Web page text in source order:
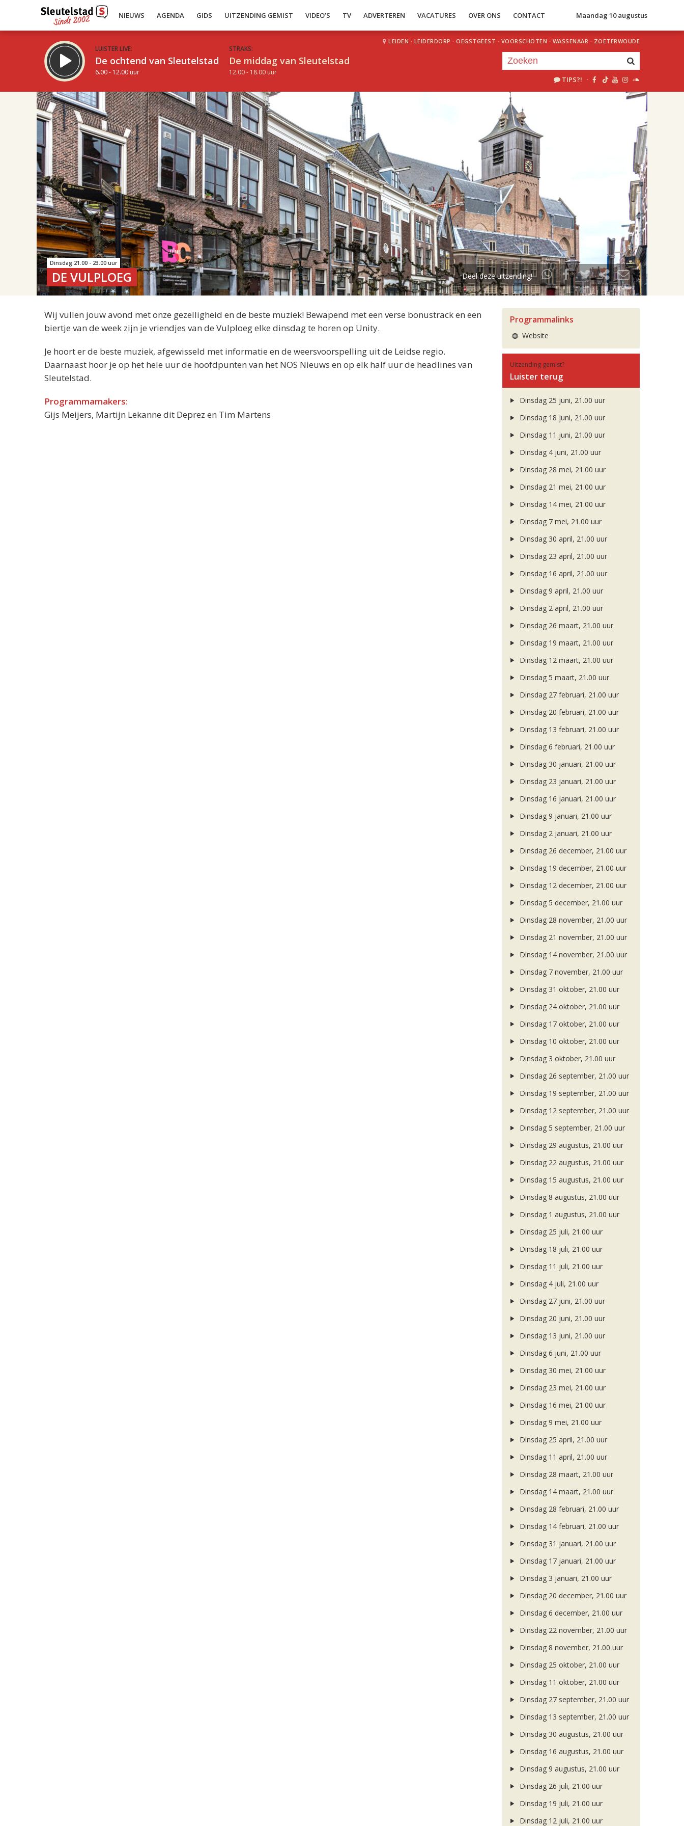
NIEUWS AGENDA GIDS UITZENDING GEMIST VIDEO’S TV ADVERTEREN VACATURES OVER ONS CONTACT Maandag 10 augustus
LUISTER LIVE:
De ochtend van Sleutelstad
6.00 - 12.00 uur
STRAKS:
De middag van Sleutelstad
12.00 - 18.00 uur
LEIDEN · LEIDERDORP · OEGSTGEEST · VOORSCHOTEN · WASSENAAR · ZOETERWOUDE
TIPS?! ·
21.00 22.00
Inklappen
Dinsdag 21.00 - 23.00 uur
DE VULPLOEG Deel deze uitzending!
Wij vullen jouw avond met onze gezelligheid en de beste muziek! Bewapend met een verse bonustrack en een
biertje van de week zijn je vriendjes van de Vulploeg elke dinsdag te horen op Unity.
Je hoort er de beste muziek, afgewisseld met informatie en de weersvoorspelling uit de Leidse regio.
Daarnaast hoor je op het hele uur de hoofdpunten van het NOS Nieuws en op elk half uur de headlines van
Sleutelstad.
Programmamakers:
Gijs Meijers, Martijn Lekanne dit Deprez en Tim Martens
Programmalinks
Website
Uitzending gemist?
Luister terug
Dinsdag 25 juni, 21.00 uur
Dinsdag 18 juni, 21.00 uur
Dinsdag 11 juni, 21.00 uur
Dinsdag 4 juni, 21.00 uur
Dinsdag 28 mei, 21.00 uur
Dinsdag 21 mei, 21.00 uur
Dinsdag 14 mei, 21.00 uur
Dinsdag 7 mei, 21.00 uur
Dinsdag 30 april, 21.00 uur
Dinsdag 23 april, 21.00 uur
Dinsdag 16 april, 21.00 uur
Dinsdag 9 april, 21.00 uur
Dinsdag 2 april, 21.00 uur
Dinsdag 26 maart, 21.00 uur
Dinsdag 19 maart, 21.00 uur
Dinsdag 12 maart, 21.00 uur
Dinsdag 5 maart, 21.00 uur
Dinsdag 27 februari, 21.00 uur
Dinsdag 20 februari, 21.00 uur
Dinsdag 13 februari, 21.00 uur
Dinsdag 6 februari, 21.00 uur
Dinsdag 30 januari, 21.00 uur
Dinsdag 23 januari, 21.00 uur
Dinsdag 16 januari, 21.00 uur
Dinsdag 9 januari, 21.00 uur
Dinsdag 2 januari, 21.00 uur
Dinsdag 26 december, 21.00 uur
Dinsdag 19 december, 21.00 uur
Dinsdag 12 december, 21.00 uur
Dinsdag 5 december, 21.00 uur
Dinsdag 28 november, 21.00 uur
Dinsdag 21 november, 21.00 uur
Dinsdag 14 november, 21.00 uur
Dinsdag 7 november, 21.00 uur
Dinsdag 31 oktober, 21.00 uur
Dinsdag 24 oktober, 21.00 uur
Dinsdag 17 oktober, 21.00 uur
Dinsdag 10 oktober, 21.00 uur
Dinsdag 3 oktober, 21.00 uur
Dinsdag 26 september, 21.00 uur
Dinsdag 19 september, 21.00 uur
Dinsdag 12 september, 21.00 uur
Dinsdag 5 september, 21.00 uur
Dinsdag 29 augustus, 21.00 uur
Dinsdag 22 augustus, 21.00 uur
Dinsdag 15 augustus, 21.00 uur
Dinsdag 8 augustus, 21.00 uur
Dinsdag 1 augustus, 21.00 uur
Dinsdag 25 juli, 21.00 uur
Dinsdag 18 juli, 21.00 uur
Dinsdag 11 juli, 21.00 uur
Dinsdag 4 juli, 21.00 uur
Dinsdag 27 juni, 21.00 uur
Dinsdag 20 juni, 21.00 uur
Dinsdag 13 juni, 21.00 uur
Dinsdag 6 juni, 21.00 uur
Dinsdag 30 mei, 21.00 uur
Dinsdag 23 mei, 21.00 uur
Dinsdag 16 mei, 21.00 uur
Dinsdag 9 mei, 21.00 uur
Dinsdag 25 april, 21.00 uur
Dinsdag 11 april, 21.00 uur
Dinsdag 28 maart, 21.00 uur
Dinsdag 14 maart, 21.00 uur
Dinsdag 28 februari, 21.00 uur
Dinsdag 14 februari, 21.00 uur
Dinsdag 31 januari, 21.00 uur
Dinsdag 17 januari, 21.00 uur
Dinsdag 3 januari, 21.00 uur
Dinsdag 20 december, 21.00 uur
Dinsdag 6 december, 21.00 uur
Dinsdag 22 november, 21.00 uur
Dinsdag 8 november, 21.00 uur
Dinsdag 25 oktober, 21.00 uur
Dinsdag 11 oktober, 21.00 uur
Dinsdag 27 september, 21.00 uur
Dinsdag 13 september, 21.00 uur
Dinsdag 30 augustus, 21.00 uur
Dinsdag 16 augustus, 21.00 uur
Dinsdag 9 augustus, 21.00 uur
Dinsdag 26 juli, 21.00 uur
Dinsdag 19 juli, 21.00 uur
Dinsdag 12 juli, 21.00 uur